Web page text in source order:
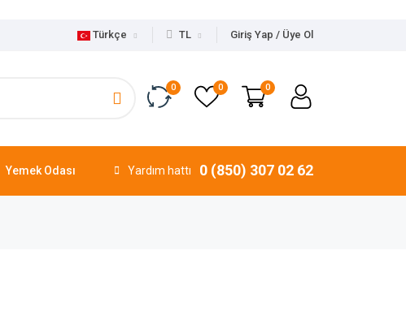
Türkçe TL Giriş Yap / Üye Ol
0 0 0
Yemek Odası Yardım hattı 0 (850) 307 02 62